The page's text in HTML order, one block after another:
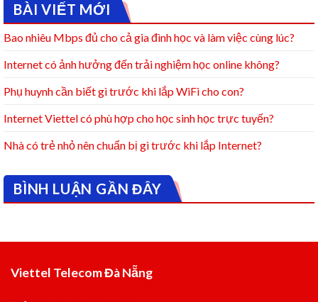
BÀI VIẾT MỚI
Bao nhiêu Mbps đủ cho cả gia đình học và làm việc cùng lúc?
Internet có ảnh hưởng đến trải nghiệm học online không?
Phụ huynh cần biết gì trước khi lắp WiFi cho con?
Internet Viettel có phù hợp cho học sinh học trực tuyến?
Nhà có trẻ nhỏ nên chuẩn bị gì trước khi lắp Internet?
BÌNH LUẬN GẦN ĐÂY
Viettel Telecom Đà Nẵng